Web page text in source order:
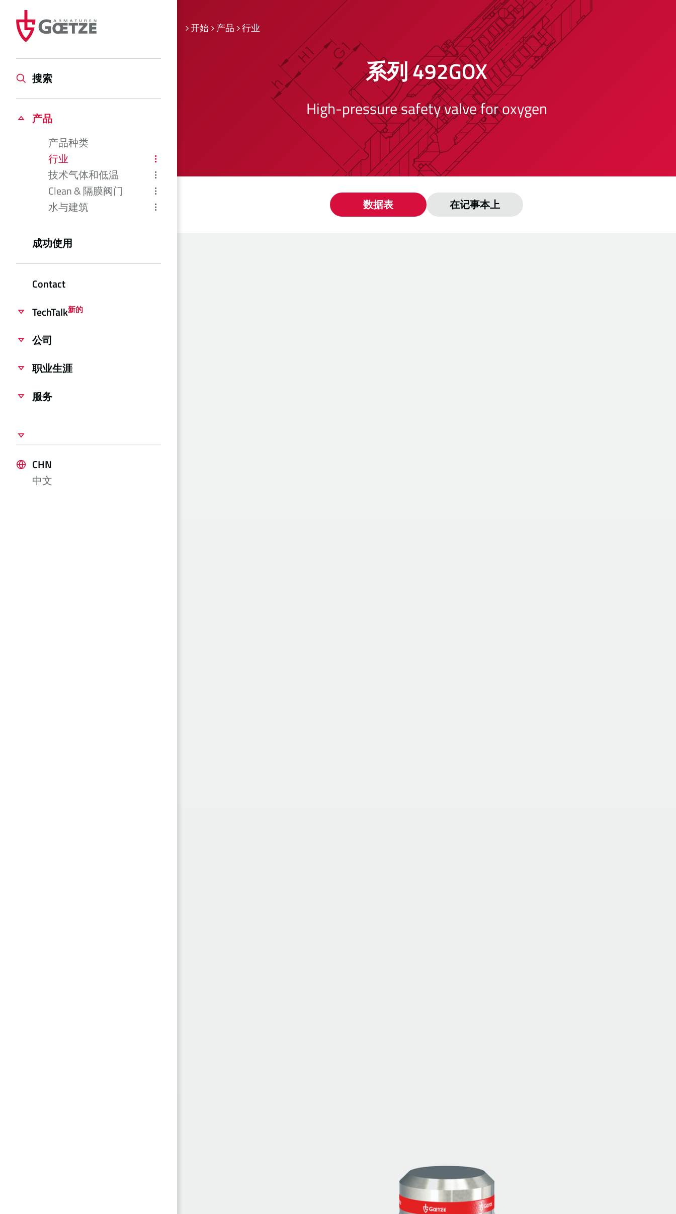
产品
产品种类
行业
技术气体和低温
Clean & 隔膜阀门
水与建筑
成功使用
Contact
TechTalk新的
公司
职业生涯
服务
搜索
CHN
中文
开始 产品 行业
系列 492GOX
High-pressure safety valve for oxygen
数据表 在记事本上